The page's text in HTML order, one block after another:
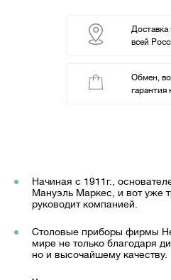
Доставка
всей
Обмен,
гарантия
Начиная с 1911г.,
Мануэль Маркес, и вот уже
руководит компанией.
Столовые приборы фирмы
мире не только благодаря
но и высочайшему качеству.